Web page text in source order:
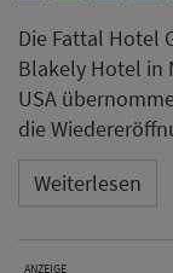
Die Fattal Hotel
Blakely Hotel in
USA
die
Weiterlesen
ANZEIGE